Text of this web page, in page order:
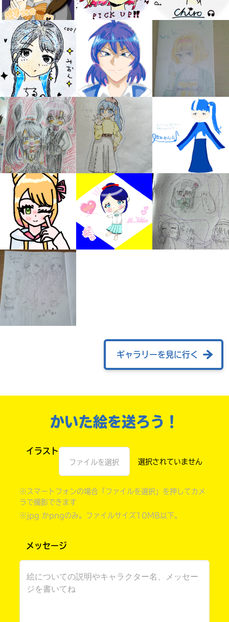
キミノラジオ配信中！
いろんな動画が
見られる
見られる
ギャラリー
ギャラリーを見に行く
かいた絵を送ろう！
イラスト
ファイルを選択
※スマートフォンの場合「ファイルを選択」を押してカメ
ラで撮影できます
※jpg かpngのみ。ファイルサイズ10MB以下。
メッセージ